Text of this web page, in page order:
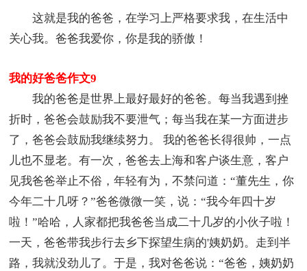
这就是我的爸爸，在学习上严格要求我，在生活中
关心我。爸爸我爱你，你是我的骄傲！
我的好爸爸作文9
我的爸爸是世界上最好最好的爸爸。每当我遇到挫
折时，爸爸会鼓励我不要泄气；每当我在某一方面进步
了，爸爸会鼓励我继续努力。 我的爸爸长得很帅，一点
儿也不显老。有一次，爸爸去上海和客户谈生意，客户
见我爸爸举止不俗，年轻有为，不禁问道：“董先生，你
今年二十几呀？”爸爸微微一笑，说：“我今年四十岁
啦！”哈哈，人家都把我爸爸当成二十几岁的小伙子啦！
一天，爸爸带我步行去乡下探望生病的'姨奶奶。走到半
路，我就没劲儿了。于是，我对爸爸说：“爸爸，姨奶奶